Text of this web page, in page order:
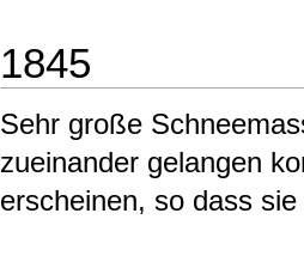
1845
Sehr große
zueinander gelangen
erscheinen, so dass